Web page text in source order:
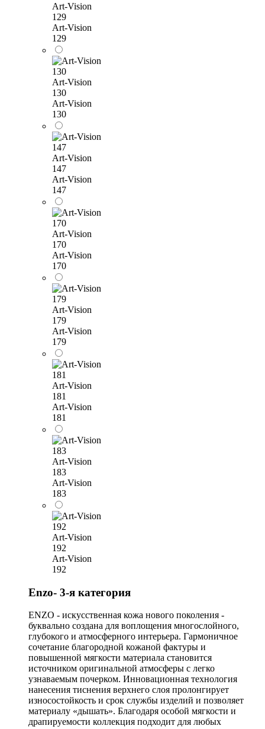
Art-Vision
129
Art-Vision
129
Art-Vision
130
Art-Vision
130
Art-Vision
147
Art-Vision
147
Art-Vision
170
Art-Vision
170
Art-Vision
179
Art-Vision
179
Art-Vision
181
Art-Vision
181
Art-Vision
183
Art-Vision
183
Art-Vision
192
Art-Vision
192
Enzo- 3-я категория
ENZO - искусственная кожа нового поколения -
буквально создана для воплощения многослойного,
глубокого и атмосферного интерьера. Гармоничное
сочетание благородной кожаной фактуры и
повышенной мягкости материала становится
источником оригинальной атмосферы с легко
узнаваемым почерком. Инновационная технология
нанесения тиснения верхнего слоя пролонгирует
износостойкость и срок службы изделий и позволяет
материалу «дышать». Благодаря особой мягкости и
драпируемости коллекция подходит для любых